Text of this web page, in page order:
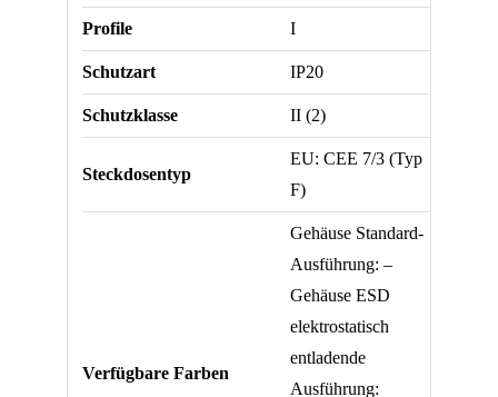
Profile I
Schutzart IP20
Schutzklasse II (2)
Steckdosentyp
EU: CEE 7/3 (Typ
F)
Verfügbare Farben
Gehäuse Standard-
Ausführung: –
Gehäuse ESD
elektrostatisch
entladende
Ausführung: